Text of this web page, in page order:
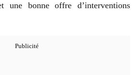
une bonne offre d’interventions